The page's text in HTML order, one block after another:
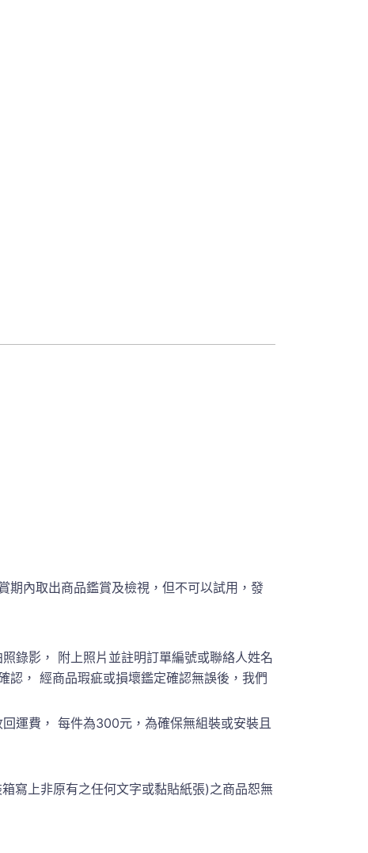
期內取出商品鑑賞及檢視，但不可以試用，發
錄影， 附上照片並註明訂單編號或聯絡人姓名
， 經商品瑕疵或損壞鑑定確認無誤後，我們
運費， 每件為300元，為確保無組裝或安裝且
寫上非原有之任何文字或黏貼紙張)之商品恕無